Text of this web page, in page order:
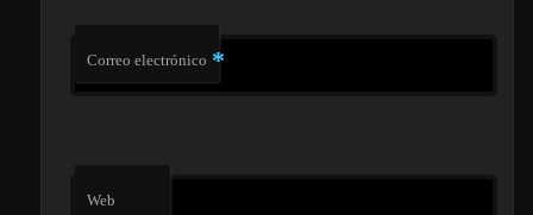
Correo electrónico *
Web